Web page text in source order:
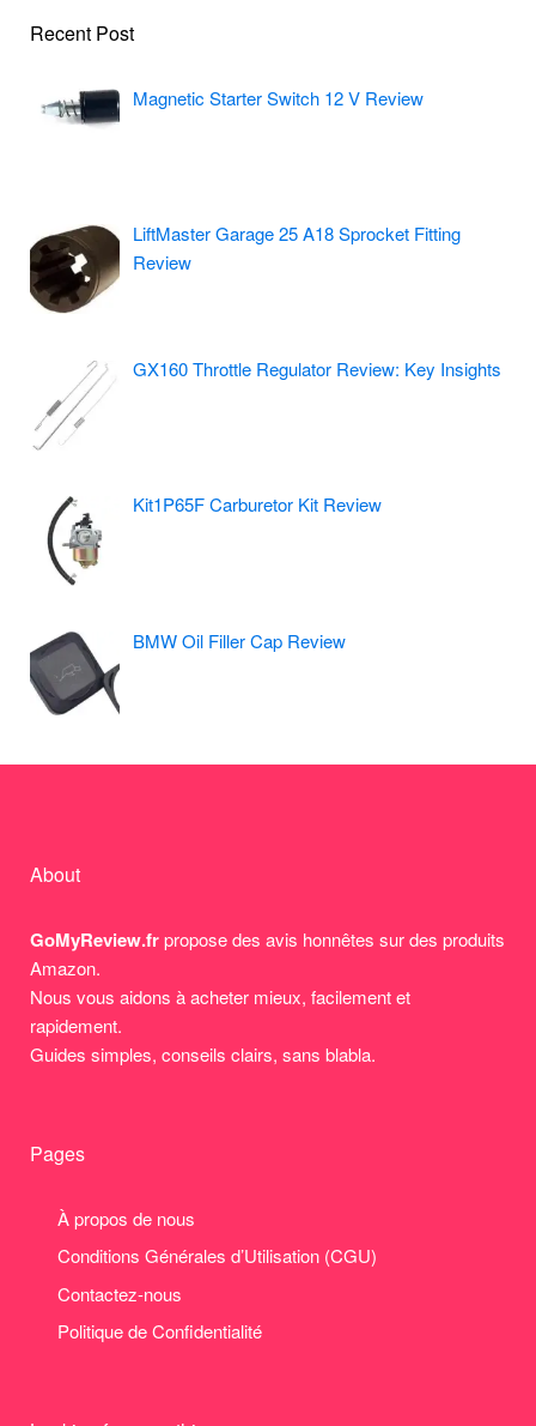
Recent Post
Magnetic Starter Switch 12 V Review
LiftMaster Garage 25 A18 Sprocket Fitting
Review
GX160 Throttle Regulator Review: Key Insights
Kit1P65F Carburetor Kit Review
BMW Oil Filler Cap Review
About
GoMyReview.frpropose des avis honnêtes sur des produits
Amazon.
Nous vous aidons à acheter mieux, facilement et
rapidement.
Guides simples, conseils clairs, sans blabla.
Pages
À propos de nous
Conditions Générales d’Utilisation (CGU)
Contactez-nous
Politique de Confidentialité